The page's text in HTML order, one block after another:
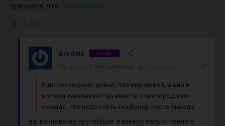
признают, что… Read more »
3
BIGONE Author
TTpoTToBeDHuK
Я до последнего думал, что мир живой, а они в
костюм закачивают яд вместе с кислородом и
ожидал, что надо снять скафандр после выхода
да, концовочка крутейшая. я книжку только немного